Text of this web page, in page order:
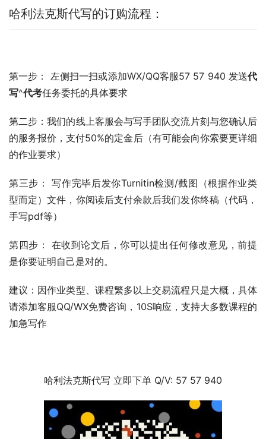
哈利法克斯代写的订购流程：
第一步： 左侧扫一扫或添加WX/QQ客服57 57 940 发送代
写^代考任务委托的具体要求
第二步：我们的线上客服会与写手团队交流片刻与您确认后
的服务报价，支付50%的定金后（有可能会向你索要更详细
的作业要求）
第三步： 写作完毕后发你Turnitin检测/截图（根据作业类
型而定）文件，你阅读后支付余款后我们发你终稿（代码，
手写pdf等）
第四步： 在收到论文后，你可以提出任何修改意见，前提
是你要证明自己是对的。
建议：因作业类型、课程繁多以上交易流程只是大概，具体
请添加客服QQ/WX免费咨询，10S响应，支持大多数课程的
加急写作
哈利法克斯代写 立即下单 Q/V: 57 57 940